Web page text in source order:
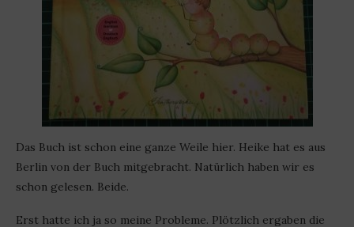
Das Buch ist schon eine ganze Weile hier. Heike hat es aus
Berlin von der Buch mitgebracht. Natürlich haben wir es
schon gelesen. Beide.
Erst hatte ich ja so meine Probleme. Plötzlich ergaben die